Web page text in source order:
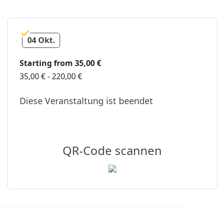
04 Okt.
Starting from 35,00 €
35,00 € - 220,00 €
Diese Veranstaltung ist beendet
QR-Code scannen